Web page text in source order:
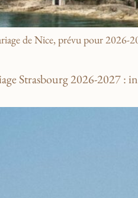
de Nice, prévu pour 2026-
Strasbourg 2026-2027 :